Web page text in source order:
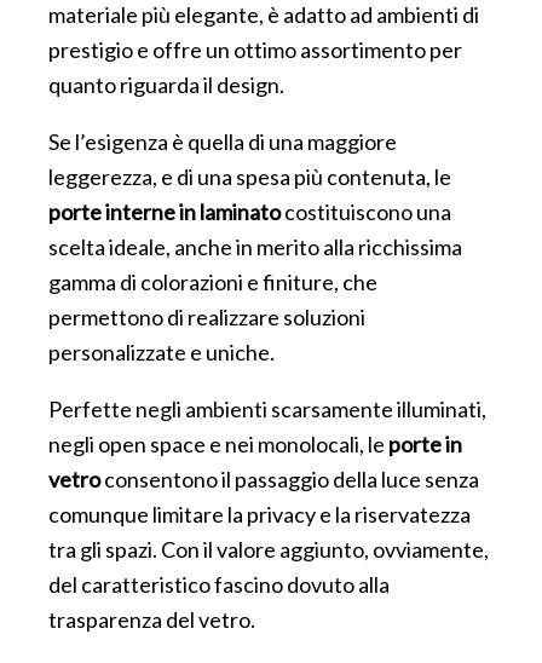
materiale più elegante, è adatto ad ambienti di
prestigio e offre un ottimo assortimento per
quanto riguarda il design.
Se l’esigenza è quella di una maggiore
leggerezza, e di una spesa più contenuta, le
porte interne in laminatocostituiscono una
scelta ideale, anche in merito alla ricchissima
gamma di colorazioni e finiture, che
permettono di realizzare soluzioni
personalizzate e uniche.
Perfette negli ambienti scarsamente illuminati,
negli open space e nei monolocali, le porte in
vetroconsentono il passaggio della luce senza
comunque limitare la privacy e la riservatezza
tra gli spazi. Con il valore aggiunto, ovviamente,
del caratteristico fascino dovuto alla
trasparenza del vetro.